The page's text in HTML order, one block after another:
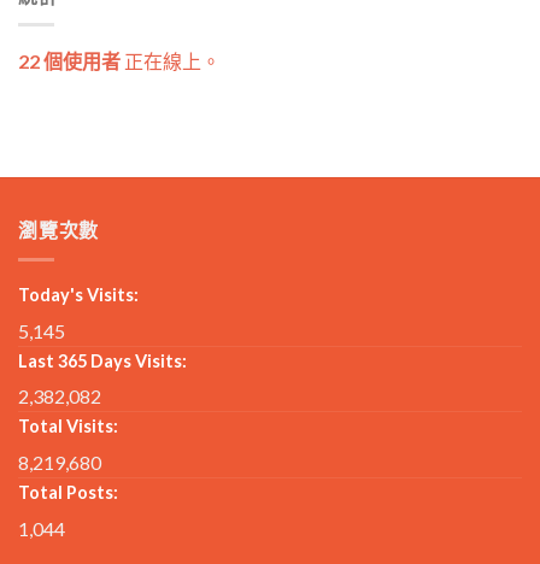
22 個使用者 正在線上。
瀏覽次數
Today's Visits:
5,145
Last 365 Days Visits:
2,382,082
Total Visits:
8,219,680
Total Posts:
1,044